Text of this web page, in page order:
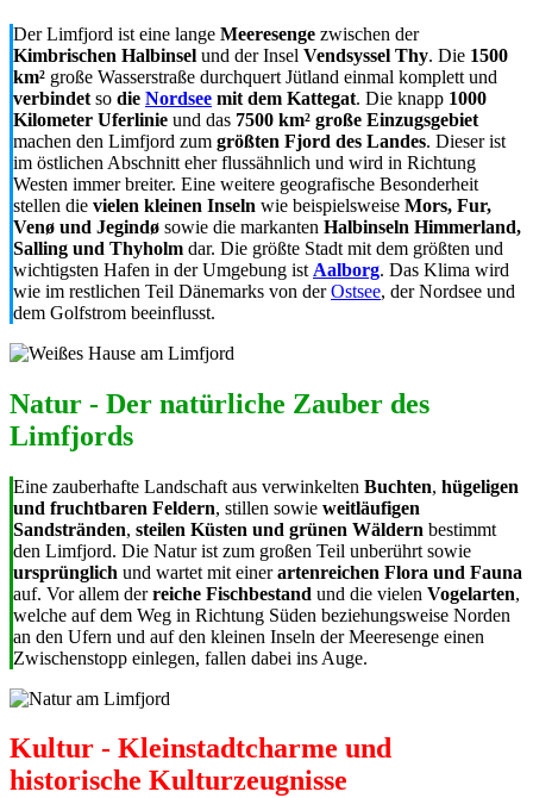
Der Limfjord ist eine lange Meeresenge zwischen der
Kimbrischen Halbinsel und der Insel Vendsyssel Thy. Die 1500
km² große Wasserstraße durchquert Jütland einmal komplett und
verbindet so die Nordsee mit dem Kattegat. Die knapp 1000
Kilometer Uferlinie und das 7500 km² große Einzugsgebiet
machen den Limfjord zum größten Fjord des Landes. Dieser ist
im östlichen Abschnitt eher flussähnlich und wird in Richtung
Westen immer breiter. Eine weitere geografische Besonderheit
stellen die vielen kleinen Inseln wie beispielsweise Mors, Fur,
Venø und Jegindø sowie die markanten Halbinseln Himmerland,
Salling und Thyholm dar. Die größte Stadt mit dem größten und
wichtigsten Hafen in der Umgebung ist Aalborg. Das Klima wird
wie im restlichen Teil Dänemarks von derOstsee, der Nordsee und
dem Golfstrom beeinflusst.
Natur - Der natürliche Zauber des
Limfjords
Eine zauberhafte Landschaft aus verwinkelten Buchten, hügeligen
und fruchtbaren Feldern, stillen sowie weitläufigen
Sandstränden, steilen Küsten und grünen Wäldern bestimmt
den Limfjord. Die Natur ist zum großen Teil unberührt sowie
ursprünglich und wartet mit einerartenreichen Flora und Fauna
auf. Vor allem derreiche Fischbestand und die vielen Vogelarten,
welche auf dem Weg in Richtung Süden beziehungsweise Norden
an den Ufern und auf den kleinen Inseln der Meeresenge einen
Zwischenstopp einlegen, fallen dabei ins Auge.
Kultur - Kleinstadtcharme und
historische Kulturzeugnisse